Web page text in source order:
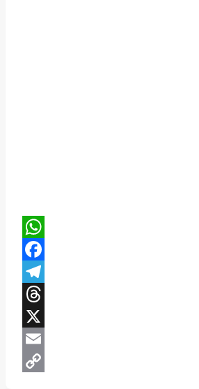
WhatsApp
Facebook
Telegram
Threads
X
Email